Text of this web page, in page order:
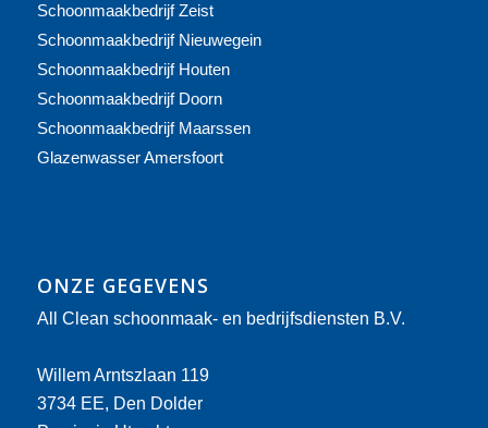
Schoonmaakbedrijf Zeist
Schoonmaakbedrijf Nieuwegein
Schoonmaakbedrijf Houten
Schoonmaakbedrijf Doorn
Schoonmaakbedrijf Maarssen
Glazenwasser Amersfoort
ONZE GEGEVENS
All Clean schoonmaak- en bedrijfsdiensten B.V.
Willem Arntszlaan 119
3734 EE, Den Dolder